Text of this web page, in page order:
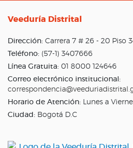
Veeduría Distrital
Dirección: Carrera 7 # 26 - 20 Piso
Teléfono: (57-1) 3407666
Línea Gratuita: 01 8000 124646
Correo electrónico institucional:
Horario de Atención: Lunes a
Ciudad: Bogotá D.C